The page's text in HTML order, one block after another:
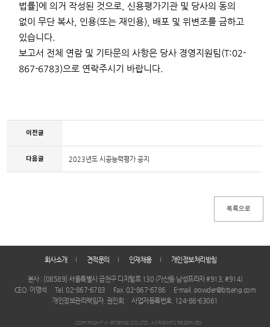
법률]에 의거 작성된 것으로, 신용평가기관 및 당사의 동의
없이 무단 복사, 인용(또는 재인용), 배포 및 위변조를 금하고
있습니다.
보고서 전체 연람 및 기타문의 사항은 당사 경영지원팀(T:02-
867-6783)으로 연락주시기 바랍니다.
이전글
다음글 2023년도 시공능력평가 공지
회사소개 견적문의 인재채용 개인정보처리방침
본사 : [08589] 서울특별시 금천구 디지털로 130 (가산동 남성프라자 #913, #914)
CEO. 이명석
Tel. 02-867-6783 Fax. 02-867-6786
E-mail. powder@btseng.com
개인정보관리책임자. 권진희
사업자등록번호. 124-86-63061
COPYRIGHT © BTSENG.CO.LTD. All RIGHTS RESERVED